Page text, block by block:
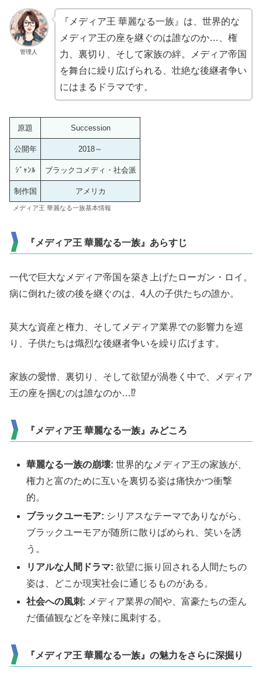
管理人
『メディア王 華麗なる一族』は、世界的な
メディア王の座を継ぐのは誰なのか…、権
力、裏切り、そして家族の絆。メディア帝国
を舞台に繰り広げられる、壮絶な後継者争い
にはまるドラマです。
原題 Succession
公開年 2018～
ｼﾞｬﾝﾙ ブラックコメディ・社会派
制作国 アメリカ
メディア王 華麗なる一族基本情報
『メディア王 華麗なる一族』あらすじ
一代で巨大なメディア帝国を築き上げたローガン・ロイ。
病に倒れた彼の後を継ぐのは、4人の子供たちの誰か。
莫大な資産と権力、そしてメディア業界での影響力を巡
り、子供たちは熾烈な後継者争いを繰り広げます。
家族の愛憎、裏切り、そして欲望が渦巻く中で、メディア
王の座を掴むのは誰なのか…⁉
『メディア王 華麗なる一族』みどころ
華麗なる一族の崩壊:世界的なメディア王の家族が、
権力と富のために互いを裏切る姿は痛快かつ衝撃
的。
ブラックユーモア: シリアスなテーマでありながら、
ブラックユーモアが随所に散りばめられ、笑いを誘
う。
リアルな人間ドラマ: 欲望に振り回される人間たちの
姿は、どこか現実社会に通じるものがある。
社会への風刺: メディア業界の闇や、富豪たちの歪ん
だ価値観などを辛辣に風刺する。
『メディア王 華麗なる一族』の魅力をさらに深掘り